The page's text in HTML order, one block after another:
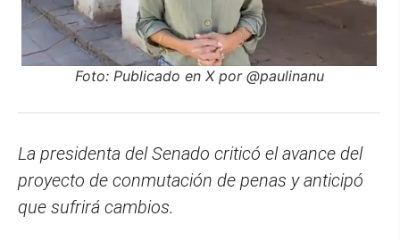
Foto: Publicado en X por @paulinanu
La presidenta del Senado criticó el avance del
proyecto de conmutación de penas y anticipó
que sufrirá cambios.